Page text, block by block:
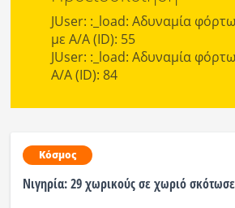
Ελλάδα
Κοινωνία
Οικονομία
Αθλητικά
JUser: :_load: Αδυναμία
με Α/Α (ID): 55
JUser: :_load: Αδυναμία
Α/Α (ID): 84
Κόσμος
Νιγηρία: 29 χωρικούς σε χωριό